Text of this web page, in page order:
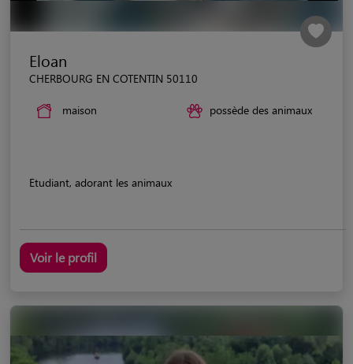
Eloan
CHERBOURG EN COTENTIN 50110
maison possède des animaux
Etudiant, adorant les animaux
Voir le profil